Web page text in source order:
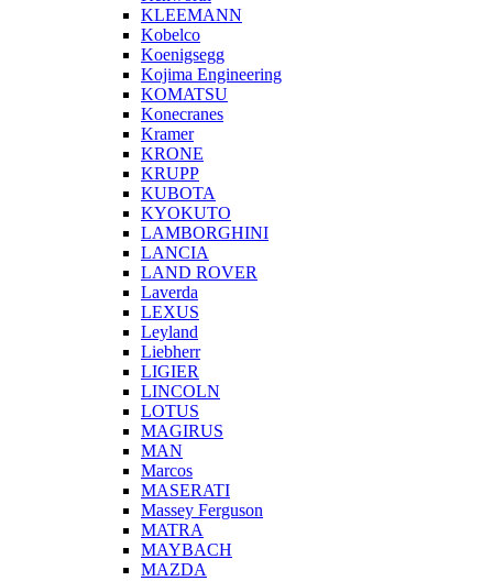
KLEEMANN
Kobelco
Koenigsegg
Kojima Engineering
KOMATSU
Konecranes
Kramer
KRONE
KRUPP
KUBOTA
KYOKUTO
LAMBORGHINI
LANCIA
LAND ROVER
Laverda
LEXUS
Leyland
Liebherr
LIGIER
LINCOLN
LOTUS
MAGIRUS
MAN
Marcos
MASERATI
Massey Ferguson
MATRA
MAYBACH
MAZDA